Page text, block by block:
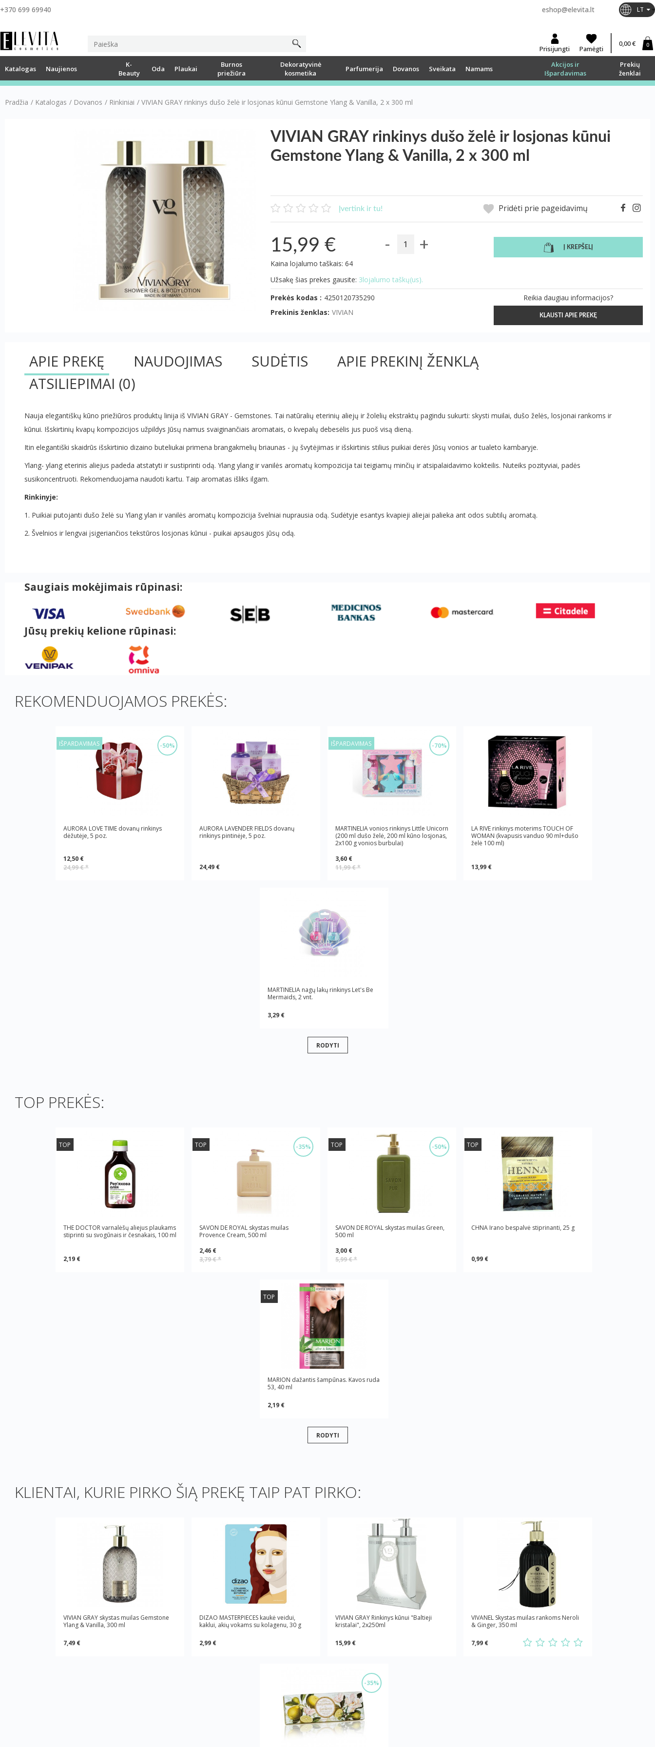
+370 699 69940 eshop@elevita.lt LT
Prisijungti Pamėgti
0,00 € 0
Katalogas Naujienos
K-
Beauty
Oda Plaukai
Burnos
priežiūra
Dekoratyvinė
kosmetika
Parfumerija Dovanos Sveikata Namams
Akcijos ir
Išpardavimas
Prekių
ženklai
Pradžia / Katalogas / Dovanos / Rinkiniai / VIVIAN GRAY rinkinys dušo želė ir losjonas kūnui Gemstone Ylang & Vanilla, 2 x 300 ml
VIVIAN GRAY rinkinys dušo želė ir losjonas kūnui
Gemstone Ylang & Vanilla, 2 x 300 ml
Įvertink ir tu! Pridėti prie pageidavimų
15,99 € - + Į KREPŠELĮ
Kaina lojalumo taškais: 64
Užsakę šias prekes gausite: 3lojalumo taškų(us).
Prekės kodas : 4250120735290
Prekinis ženklas: VIVIAN
Reikia daugiau informacijos?
KLAUSTI APIE PREKĘ
APIE PREKĘ NAUDOJIMAS SUDĖTIS
APIE PREKINĮ ŽENKLĄ
ATSILIEPIMAI (0)
Nauja elegantiškų kūno priežiūros produktų linija iš VIVIAN GRAY - Gemstones. Tai natūralių eterinių aliejų ir žolelių ekstraktų pagindu sukurti: skysti muilai, dušo želės, losjonai rankoms ir
kūnui. Išskirtinių kvapų kompozicijos užpildys Jūsų namus svaiginančiais aromatais, o kvepalų debesėlis jus puoš visą dieną.
Itin elegantiški skaidrūs išskirtinio dizaino buteliukai primena brangakmelių briaunas - jų švytėjimas ir išskirtinis stilius puikiai derės Jūsų vonios ar tualeto kambaryje.
Ylang- ylang eterinis aliejus padeda atstatyti ir sustiprinti odą. Ylang ylang ir vanilės aromatų kompozicija tai teigiamų minčių ir atsipalaidavimo kokteilis. Nuteiks pozityviai, padės
susikoncentruoti. Rekomenduojama naudoti kartu. Taip aromatas išliks ilgam.
Rinkinyje:
1. Puikiai putojanti dušo želė su Ylang ylan ir vanilės aromatų kompozicija švelniai nuprausia odą. Sudėtyje esantys kvapieji aliejai palieka ant odos subtilų aromatą.
2. Švelnios ir lengvai įsigeriančios tekstūros losjonas kūnui - puikai apsaugos jūsų odą.
Saugiais mokėjimais rūpinasi:
Jūsų prekių kelione rūpinasi:
REKOMENDUOJAMOS PREKĖS:
-50%
IŠPARDAVIMAS
AURORA LOVE TIME dovanų rinkinys
dėžutėje, 5 poz.
12,50 €
24,99 €*
AURORA LAVENDER FIELDS dovanų
rinkinys pintinėje, 5 poz.
24,49 €
-70%
IŠPARDAVIMAS
MARTINELIA vonios rinkinys Little Unicorn
(200 ml dušo želė, 200 ml kūno losjonas,
2x100 g vonios burbulai)
3,60 €
11,99 €*
LA RIVE rinkinys moterims TOUCH OF
WOMAN (kvapusis vanduo 90 ml+dušo
želė 100 ml)
13,99 €
MARTINELIA nagų lakų rinkinys Let's Be
Mermaids, 2 vnt.
3,29 €
RODYTI
TOP PREKĖS:
TOP
THE DOCTOR varnalėšų aliejus plaukams
stiprinti su svogūnais ir česnakais, 100 ml
2,19 €
-35%
TOP
SAVON DE ROYAL skystas muilas
Provence Cream, 500 ml
2,46 €
3,79 €*
-50%
TOP
SAVON DE ROYAL skystas muilas Green,
500 ml
3,00 €
5,99 €*
TOP
CHNA Irano bespalvė stiprinanti, 25 g
0,99 €
TOP
MARION dažantis šampūnas. Kavos ruda
53, 40 ml
2,19 €
RODYTI
KLIENTAI, KURIE PIRKO ŠIĄ PREKĘ TAIP PAT PIRKO:
VIVIAN GRAY skystas muilas Gemstone
Ylang & Vanilla, 300 ml
7,49 €
DIZAO MASTERPIECES kaukė veidui,
kaklui, akių vokams su kolagenu, 30 g
2,99 €
VIVIAN GRAY Rinkinys kūnui "Baltieji
kristalai", 2x250ml
15,99 €
VIVANEL Skystas muilas rankoms Neroli
& Ginger, 350 ml
7,99 €
-35%